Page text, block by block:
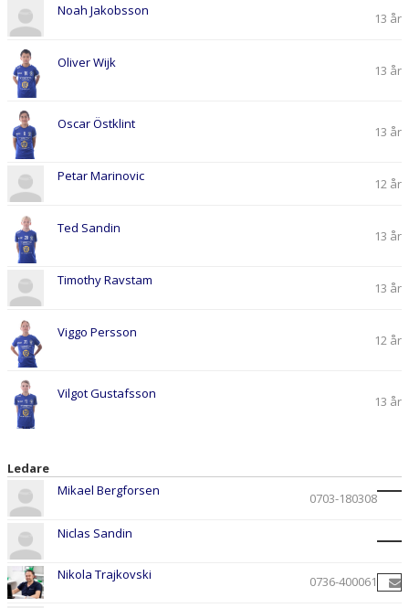
Noah Jakobsson 13 år
Oliver Wijk 13 år
Oscar Östklint 13 år
Petar Marinovic 12 år
Ted Sandin 13 år
Timothy Ravstam 13 år
Viggo Persson 12 år
Vilgot Gustafsson 13 år
Ledare
Mikael Bergforsen
0703-180308
Niclas Sandin
Nikola Trajkovski 0736-400061